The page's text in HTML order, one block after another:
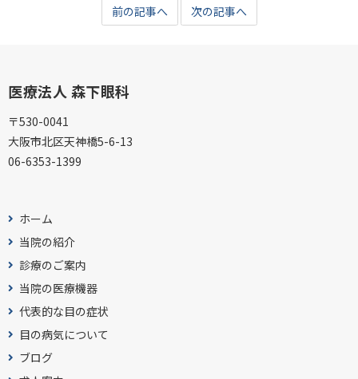
前の記事へ 次の記事へ
医療法人 森下眼科
〒530-0041
大阪市北区天神橋5-6-13
06-6353-1399
ホーム
当院の紹介
診療のご案内
当院の医療機器
代表的な目の症状
目の病気について
ブログ